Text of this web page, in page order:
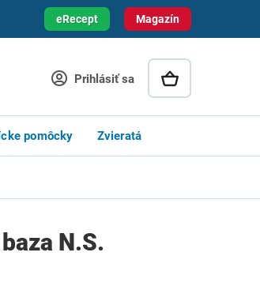
Magazín
eRecept
Prihlásiť sa
pomôcky Zvieratá
N.S.